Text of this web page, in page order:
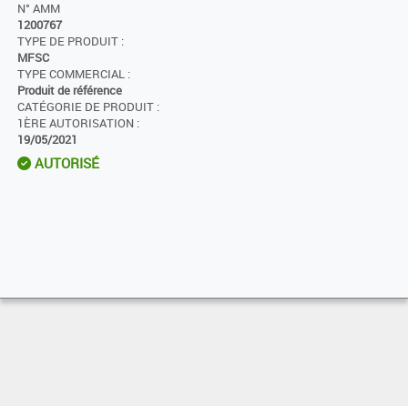
N° AMM
1200767
TYPE DE PRODUIT :
MFSC
TYPE COMMERCIAL :
Produit de référence
CATÉGORIE DE PRODUIT :
1ÈRE AUTORISATION :
19/05/2021
AUTORISÉ